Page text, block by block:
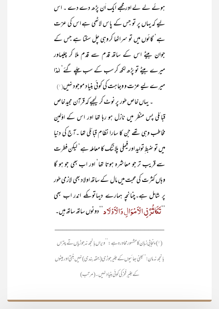
ہوئے لے لے اور مجھے ایک اَن پڑھ دے دے ۔ اس
لیے کہ یہاں پر تو جس کے پاس لاٹھی ہے اس کی عزت
ہے‘ گائوں میں تو سراٹھا کر وہی چل سکتا ہے جس کے
جوان بیٹے اس کے ساتھ قدم سے قدم ملا کر چلیںاور
میرے بیٹے تو پڑھ لکھ کر سب کے سب چلے گئے‘ لہٰذا
میرے لیے عزت و وجاہت کی کوئی بنیاد موجود نہیں(۱)
۔ یہاں خاص طور پر نوٹ کر لیجیے کہ قرآن مجید خاص
قبائلی پس منظر میں نازل ہو رہا تھا اور اس کے اوّلین
مخاطب وہی تھے جن کا سارا نظام قبائلی تھا ۔آج کی دنیا
میں تو ضبط ِتولید اور فیملی پلاننگ کا معاملہ ہے‘ لیکن فطرت
سے قریب تر جو معاشرہ ہوتا تھا‘ اور اب بھی جو ہو گا
وہاں کثرت کی محبت میں مال کے ساتھ اولاد بھی لازمی طور
پر شامل ہے۔چنانچہ ہمارے دیہاتوںکے اندر اب بھی
تَکَاثُرٌ فِی الْاَمْوَالِ وَالْاَوْلَاد ‘‘دونوں ساتھ ساتھ ہیں۔
____________________________
(۱) پنجابی زبان کا مشہور محاورہ ہے : ’’ویراں بانجھ نہ جوڑیاں تے پتراں
بانجھ نہ مان!‘‘ یعنی بھائیوں کے بغیر جوڑی (جتھہ بندی) نہیں بنتی اور بیٹوں
کے بغیر فخر کی کوئی بنیاد نہیں۔ (مرتب)